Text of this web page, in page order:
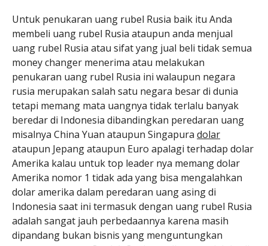
Untuk penukaran uang rubel Rusia baik itu Anda
membeli uang rubel Rusia ataupun anda menjual
uang rubel Rusia atau sifat yang jual beli tidak semua
money changer menerima atau melakukan
penukaran uang rubel Rusia ini walaupun negara
rusia merupakan salah satu negara besar di dunia
tetapi memang mata uangnya tidak terlalu banyak
beredar di Indonesia dibandingkan peredaran uang
misalnya China Yuan ataupun Singapura dolar
ataupun Jepang ataupun Euro apalagi terhadap dolar
Amerika kalau untuk top leader nya memang dolar
Amerika nomor 1 tidak ada yang bisa mengalahkan
dolar amerika dalam peredaran uang asing di
Indonesia saat ini termasuk dengan uang rubel Rusia
adalah sangat jauh perbedaannya karena masih
dipandang bukan bisnis yang menguntungkan